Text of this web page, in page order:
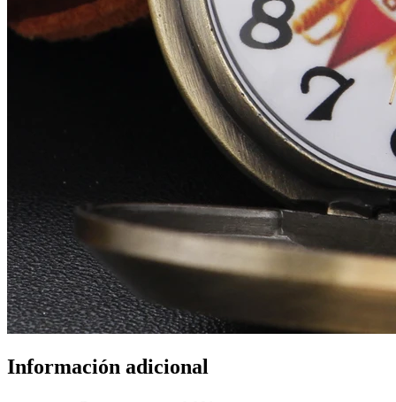
Información adicional